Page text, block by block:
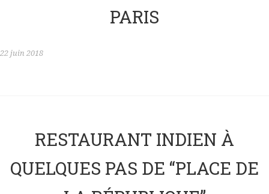
PARIS
22 juin 2018
RESTAURANT INDIEN À
QUELQUES PAS DE “PLACE DE